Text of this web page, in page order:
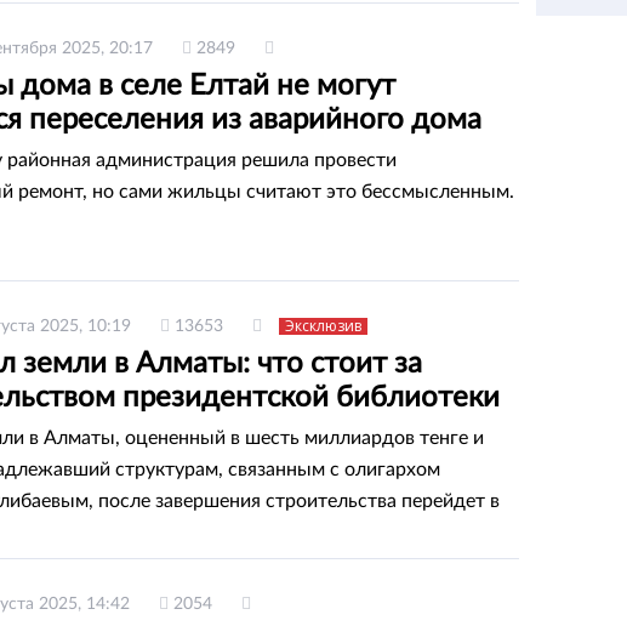
2025, 20:17 2849
в селе Елтай не могут
переселения из аварийного дома
районная администрация решила провести
ремонт, но сами жильцы считают это бессмысленным.
2025, 10:19 13653 Эксклюзив
земли в Алматы: что стоит за
президентской библиотеки
в Алматы, оцененный в шесть миллиардов тенге и
структурам, связанным с олигархом
после завершения строительства перейдет в
2025, 14:42 2054